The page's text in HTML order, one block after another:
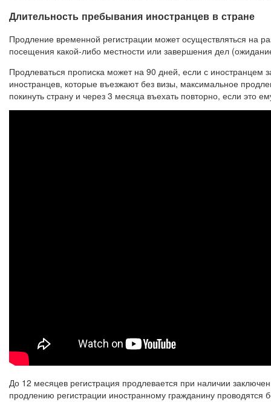
Длительность пребывания иностранцев в стране
Продление временной регистрации может осуществляться
посещения какой-либо местности или завершения дел
Продлеваться прописка может на 90 дней, если с иностранцем
иностранцев, которые въезжают без визы, максимальное
покинуть страну и через 3 месяца въехать повторно, если это
До 12 месяцев регистрация продлевается при наличии
продлению регистрации иностранному гражданину проводятся